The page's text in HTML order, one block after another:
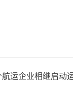
运企业相继启动